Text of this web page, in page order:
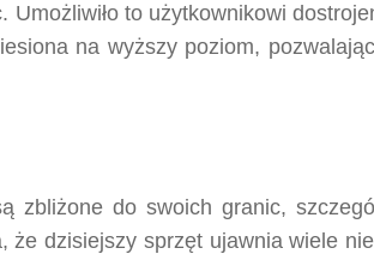
to użytkownikowi
na wyższy poziom, pozwalając
zbliżone do swoich granic,
dzisiejszy sprzęt ujawnia wiele